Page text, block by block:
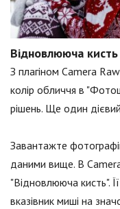
Відновлююча
З плагіном Camera
колір обличчя в
рішень. Ще один
Завантажте
даними вище. В
"Відновлююча кисть".
вказівник миші на